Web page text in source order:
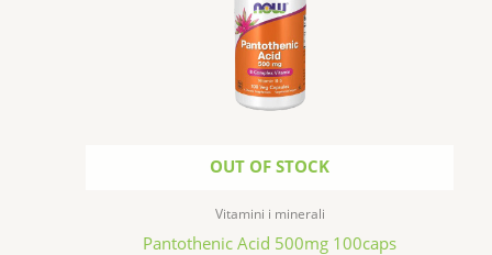
OUT OF STOCK
Vitamini i minerali
Pantothenic Acid 500mg 100caps